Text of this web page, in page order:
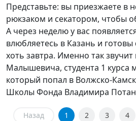
Представьте: вы приезжаете в
рюкзаком и секатором, чтобы
А через неделю у вас
влюбляетесь в Казань и готовы
хоть завтра. Именно так
Малышевича, студента 1 курса
который попал в Волжско-
Школы Фонда Владимира
Назад 1 2 3 4